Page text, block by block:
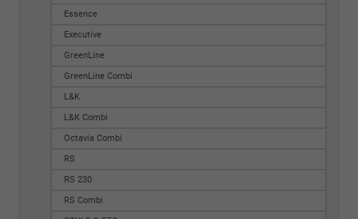
Essence
Executive
GreenLine
GreenLine Combi
L&K
L&K Combi
Octavia Combi
RS
RS 230
RS Combi